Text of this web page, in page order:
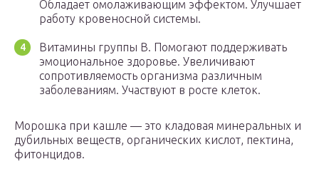
Обладает омолаживающим эффектом. Улучшает
работу кровеносной системы.
Витамины группы В. Помогают поддерживать
эмоциональное здоровье. Увеличивают
сопротивляемость организма различным
заболеваниям. Участвуют в росте клеток.
Морошка при кашле — это кладовая минеральных и
дубильных веществ, органических кислот, пектина,
фитонцидов.